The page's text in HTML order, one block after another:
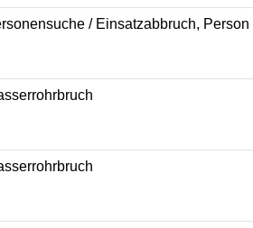
/ Einsatzabbruch, Person